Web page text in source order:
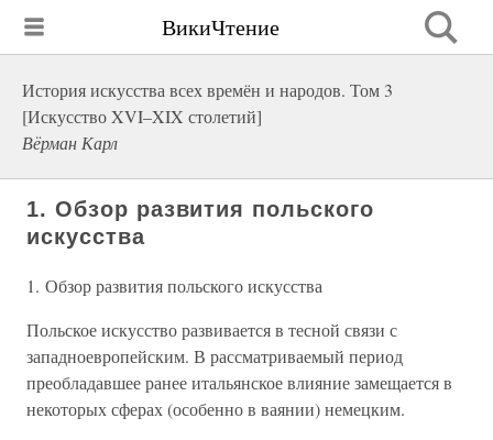
ВикиЧтение
История искусства всех времён и народов. Том 3
[Искусство XVI–XIX столетий]
Вёрман Карл
1. Обзор развития польского
искусства
1. Обзор развития польского искусства
Польское искусство развивается в тесной связи с
западноевропейским. В рассматриваемый период
преобладавшее ранее итальянское влияние замещается в
некоторых сферах (особенно в ваянии) немецким.